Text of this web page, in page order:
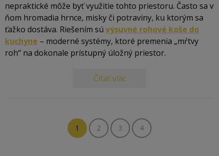
nepraktické môže byť využitie tohto priestoru. Často sa v
ňom hromadia hrnce, misky či potraviny, ku ktorým sa
ťažko dostáva. Riešením sú výsuvné rohové koše do
kuchyne – moderné systémy, ktoré premenia „mŕtvy
roh“ na dokonale prístupný úložný priestor.
Čítať viac
1 2 3 4